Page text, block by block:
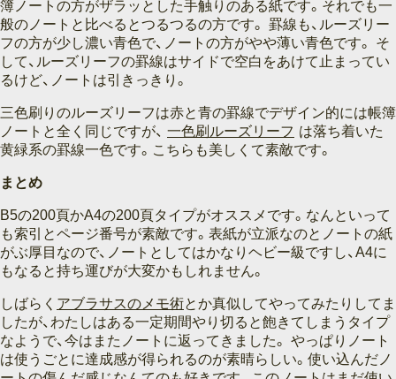
簿ノートの方がザラッとした手触りのある紙です。それでも一
般のノートと比べるとつるつるの方です。 罫線も、ルーズリー
フの方が少し濃い青色で、ノートの方がやや薄い青色です。 そ
して、ルーズリーフの罫線はサイドで空白をあけて止まってい
るけど、ノートは引きっきり。
三色刷りのルーズリーフは赤と青の罫線でデザイン的には帳簿
ノートと全く同じですが、 一色刷ルーズリーフ は落ち着いた
黄緑系の罫線一色です。こちらも美しくて素敵です。
まとめ
B5の200頁かA4の200頁タイプがオススメです。なんといって
も索引とページ番号が素敵です。表紙が立派なのとノートの紙
がぶ厚目なので、ノートとしてはかなりヘビー級ですし、A4に
もなると持ち運びが大変かもしれません。
しばらく アブラサスのメモ術とか真似してやってみたりしてま
したが、わたしはある一定期間やり切ると飽きてしまうタイプ
なようで、今はまたノートに返ってきました。 やっぱりノート
は使うごとに達成感が得られるのが素晴らしい。使い込んだノ